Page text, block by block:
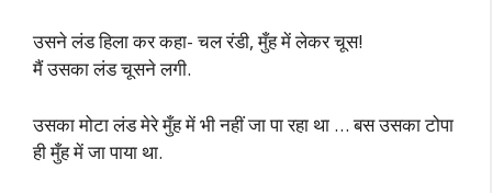
उसने लंड हिला कर कहा- चल रंडी, मुँह में लेकर चूस!
मैं उसका लंड चूसने लगी.
उसका मोटा लंड मेरे मुँह में भी नहीं जा पा रहा था … बस उसका टोपा
ही मुँह में जा पाया था.